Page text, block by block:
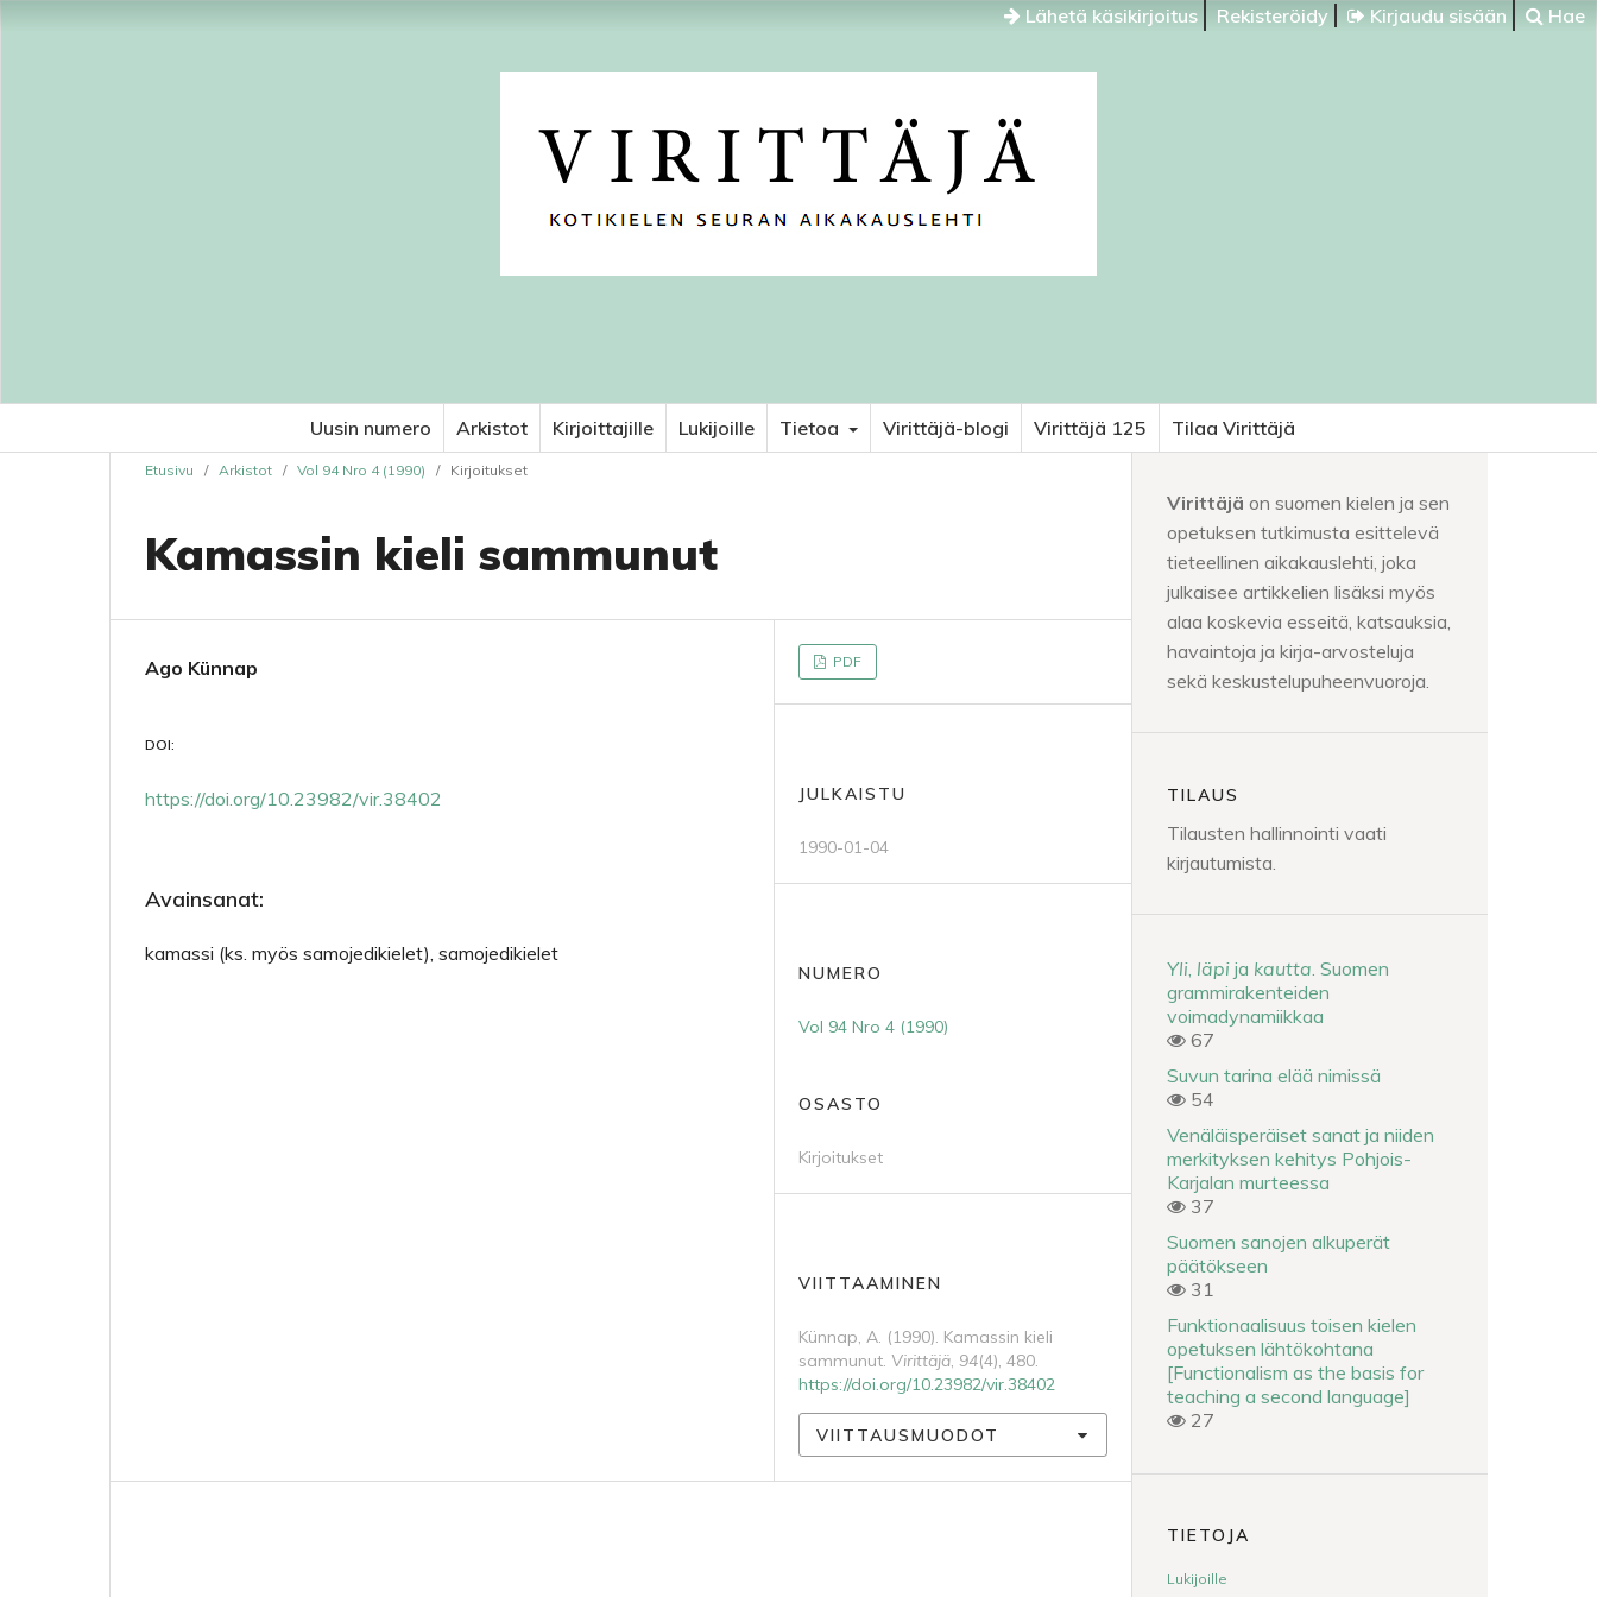
Lähetä käsikirjoitus Rekisteröidy Kirjaudu sisään Hae
Uusin numero Arkistot Kirjoittajille Lukijoille Tietoa Virittäjä-blogi Virittäjä 125 Tilaa Virittäjä
Etusivu / Arkistot / Vol 94 Nro 4 (1990) / Kirjoitukset
Kamassin kieli sammunut
Ago Künnap
DOI:
https://doi.org/10.23982/vir.38402
Avainsanat:
kamassi (ks. myös samojedikielet), samojedikielet
PDF
JULKAISTU
1990-01-04
NUMERO
Vol 94 Nro 4 (1990)
OSASTO
Kirjoitukset
VIITTAAMINEN
Künnap, A. (1990). Kamassin kieli
sammunut. Virittäjä, 94(4), 480.
https://doi.org/10.23982/vir.38402
VIITTAUSMUODOT
Virittäjä on suomen kielen ja sen
opetuksen tutkimusta esittelevä
tieteellinen aikakauslehti, joka
julkaisee artikkelien lisäksi myös
alaa koskevia esseitä, katsauksia,
havaintoja ja kirja-arvosteluja
sekä keskustelupuheenvuoroja.
TILAUS
Tilausten hallinnointi vaati
kirjautumista.
Yli läpi ja kautta . Suomen
grammirakenteiden
voimadynamiikkaa
67
Suvun tarina elää nimissä
54
Venäläisperäiset sanat ja niiden
merkityksen kehitys Pohjois-
Karjalan murteessa
37
Suomen sanojen alkuperät
päätökseen
31
Funktionaalisuus toisen kielen
opetuksen lähtökohtana
[Functionalism as the basis for
teaching a second language]
27
TIETOJA
Lukijoille